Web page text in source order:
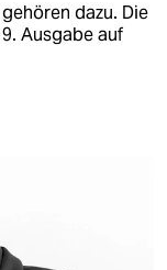
dazu. Die
Ausgabe auf